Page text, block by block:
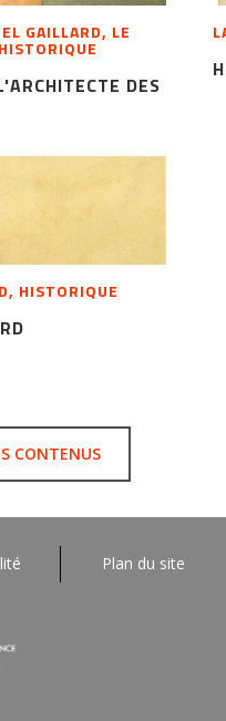
GAILLARD, LE
DES
HISTORIQUE
CONTENUS
Plan du site